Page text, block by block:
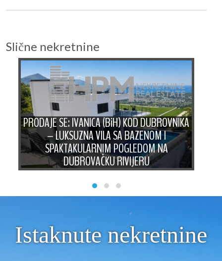
Slične nekretnine
PRODAJE SE: IVANICA (BiH) KOD DUBROVNIKA
– LUKSUZNA VILA SA BAZENOM I
SPAKTAKULARNIM POGLEDOM NA
DUBROVAČKU RIVIJERU
Istaknute nekretnine